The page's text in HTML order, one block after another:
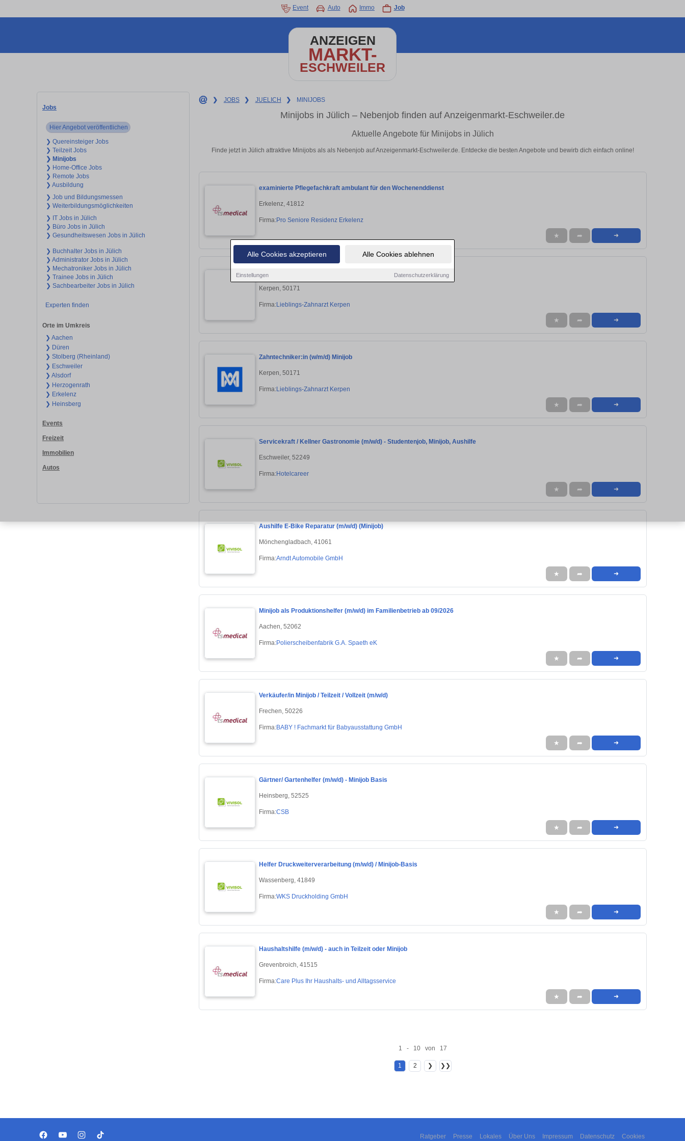
Alle Cookies akzeptieren Alle Cookies ablehnen
Einstellungen Datenschutzerklärung
Event Auto Immo Job
ANZEIGEN
MARKT-
ESCHWEILER
Jobs
Hier Angebot veröffentlichen
❯ Quereinsteiger Jobs
❯ Teilzeit Jobs
❯ Minijobs
❯ Home-Office Jobs
❯ Remote Jobs
❯ Ausbildung
❯ Job und Bildungsmessen
❯ Weiterbildungsmöglichkeiten
❯ IT Jobs in Jülich
❯ Büro Jobs in Jülich
❯ Gesundheitswesen Jobs in Jülich
❯ Buchhalter Jobs in Jülich
❯ Administrator Jobs in Jülich
❯ Mechatroniker Jobs in Jülich
❯ Trainee Jobs in Jülich
❯ Sachbearbeiter Jobs in Jülich
Experten finden
Orte im Umkreis
❯ Aachen
❯ Düren
❯ Stolberg (Rheinland)
❯ Eschweiler
❯ Alsdorf
❯ Herzogenrath
❯ Erkelenz
❯ Heinsberg
Events
Freizeit
Immobilien
Autos
❯ JOBS ❯ JUELICH ❯ MINIJOBS
Minijobs in Jülich – Nebenjob finden auf Anzeigenmarkt-Eschweiler.de
Aktuelle Angebote für Minijobs in Jülich
Finde jetzt in Jülich attraktive Minijobs als als Nebenjob auf Anzeigenmarkt-Eschweiler.de. Entdecke die besten Angebote und bewirb dich einfach online!
examinierte Pflegefachkraft ambulant für den Wochenenddienst
Erkelenz, 41812
Firma:Pro Seniore Residenz Erkelenz
★ ➦ ➜
Zahntechniker:in (w/m/d) Minijob
Kerpen, 50171
Firma:Lieblings-Zahnarzt Kerpen
★ ➦ ➜
Zahntechniker:in (w/m/d) Minijob
Kerpen, 50171
Firma:Lieblings-Zahnarzt Kerpen
★ ➦ ➜
Servicekraft / Kellner Gastronomie (m/w/d) - Studentenjob, Minijob, Aushilfe
Eschweiler, 52249
Firma:Hotelcareer
★ ➦ ➜
Aushilfe E-Bike Reparatur (m/w/d) (Minijob)
Mönchengladbach, 41061
Firma:Arndt Automobile GmbH
★ ➦ ➜
Minijob als Produktionshelfer (m/w/d) im Familienbetrieb ab 09/2026
Aachen, 52062
Firma:Polierscheibenfabrik G.A. Spaeth eK
★ ➦ ➜
Verkäufer/in Minijob / Teilzeit / Vollzeit (m/w/d)
Frechen, 50226
Firma:BABY ! Fachmarkt für Babyausstattung GmbH
★ ➦ ➜
Gärtner/ Gartenhelfer (m/w/d) - Minijob Basis
Heinsberg, 52525
Firma:CSB
★ ➦ ➜
Helfer Druckweiterverarbeitung (m/w/d) / Minijob-Basis
Wassenberg, 41849
Firma:WKS Druckholding GmbH
★ ➦ ➜
Haushaltshilfe (m/w/d) - auch in Teilzeit oder Minijob
Grevenbroich, 41515
Firma:Care Plus Ihr Haushalts- und Alltagsservice
★ ➦ ➜
1 - 10 von 17
1 2 ❯ ❯❯
Ratgeber Presse Lokales Über Uns Impressum Datenschutz Cookies